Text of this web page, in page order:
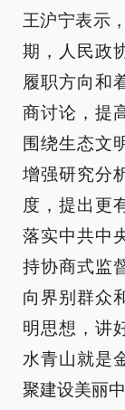
王沪宁表示
期，人民政
履职方向和
商讨论，提
围绕生态文
增强研究分
度，提出更
落实中共中
持协商式监
向界别群众
明思想，讲
水青山就是
聚建设美丽中